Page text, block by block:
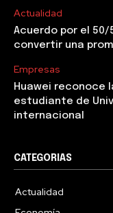
Actualidad
Acuerdo por el
convertir una
Empresas
Huawei reconoce
estudiante de
internacional
CATEGORIAS
Actualidad